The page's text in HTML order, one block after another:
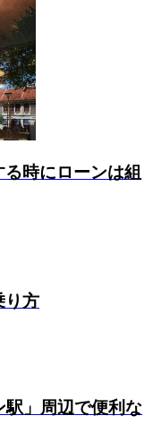
時にローンは組
り方
」周辺で便利な